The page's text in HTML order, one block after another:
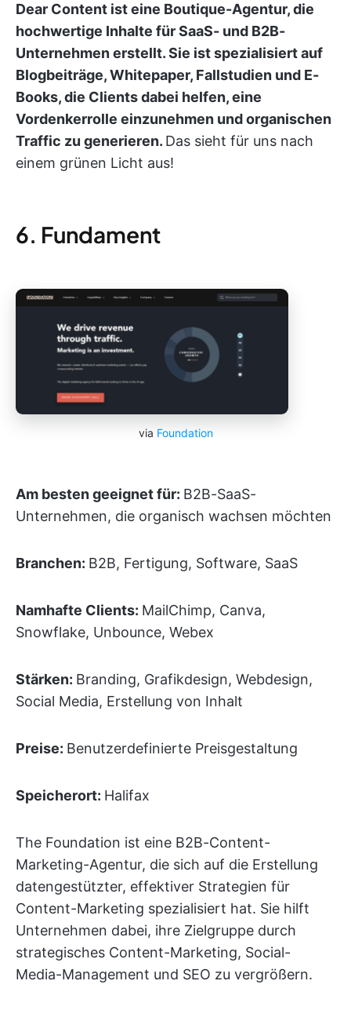
Dear Content ist eine Boutique-Agentur, die
hochwertige Inhalte für SaaS- und B2B-
Unternehmen erstellt. Sie ist spezialisiert auf
Blogbeiträge, Whitepaper, Fallstudien und E-
Books, die Clients dabei helfen, eine
Vordenkerrolle einzunehmen und organischen
Traffic zu generieren. Das sieht für uns nach
einem grünen Licht aus!
6. Fundament
via Foundation
Am besten geeignet für: B2B-SaaS-
Unternehmen, die organisch wachsen möchten
Branchen: B2B, Fertigung, Software, SaaS
Namhafte Clients: MailChimp, Canva,
Snowflake, Unbounce, Webex
Stärken: Branding, Grafikdesign, Webdesign,
Social Media, Erstellung von Inhalt
Preise: Benutzerdefinierte Preisgestaltung
Speicherort: Halifax
The Foundation ist eine B2B-Content-
Marketing-Agentur, die sich auf die Erstellung
datengestützter, effektiver Strategien für
Content-Marketing spezialisiert hat. Sie hilft
Unternehmen dabei, ihre Zielgruppe durch
strategisches Content-Marketing, Social-
Media-Management und SEO zu vergrößern.